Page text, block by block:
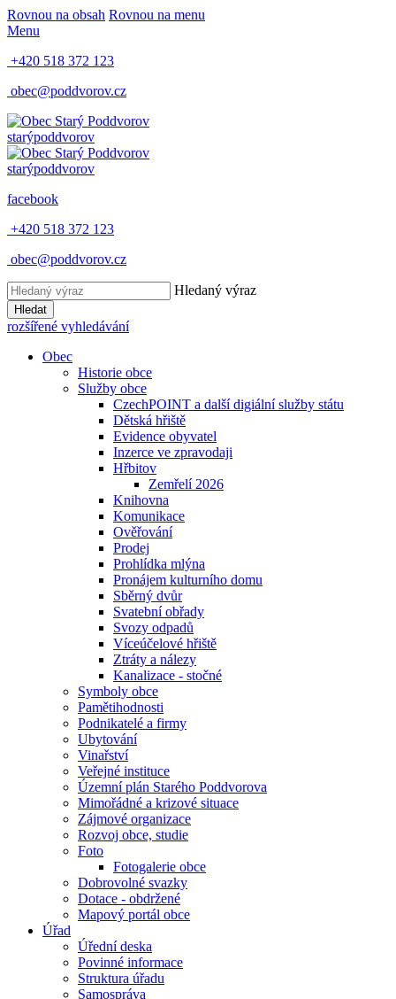
Rovnou na obsah Rovnou na menu
Menu
+420 518 372 123
obec@poddvorov.cz
starýpoddvorov
starýpoddvorov
facebook
+420 518 372 123
obec@poddvorov.cz
Hledaný výraz
Hledat
rozšířené vyhledávání
Obec
Historie obce
Služby obce
CzechPOINT a další digiální služby státu
Dětská hřiště
Evidence obyvatel
Inzerce ve zpravodaji
Hřbitov
Zemřelí 2026
Knihovna
Komunikace
Ověřování
Prodej
Prohlídka mlýna
Pronájem kulturního domu
Sběrný dvůr
Svatební obřady
Svozy odpadů
Víceúčelové hřiště
Ztráty a nálezy
Kanalizace - stočné
Symboly obce
Pamětihodnosti
Podnikatelé a firmy
Ubytování
Vinařství
Veřejné instituce
Územní plán Starého Poddvorova
Mimořádné a krizové situace
Zájmové organizace
Rozvoj obce, studie
Foto
Fotogalerie obce
Dobrovolné svazky
Dotace - obdržené
Mapový portál obce
Úřad
Úřední deska
Povinné informace
Struktura úřadu
Samospráva